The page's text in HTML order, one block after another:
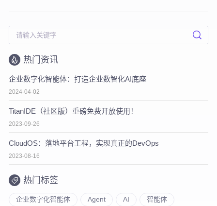
热门资讯
企业数字化智能体：打造企业数智化AI底座
2024-04-02
TitanIDE（社区版）重磅免费开放使用！
2023-09-26
CloudOS：落地平台工程，实现真正的DevOps
2023-08-16
热门标签
企业数字化智能体 Agent AI 智能体